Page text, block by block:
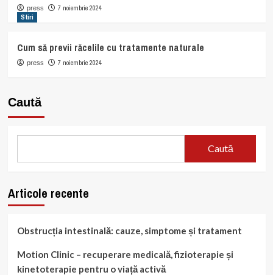
press
7 noiembrie 2024
Stiri
Cum să previi răcelile cu tratamente naturale
press 7 noiembrie 2024
Caută
Caută
Articole recente
Obstrucția intestinală: cauze, simptome și tratament
Motion Clinic – recuperare medicală, fizioterapie și
kinetoterapie pentru o viață activă